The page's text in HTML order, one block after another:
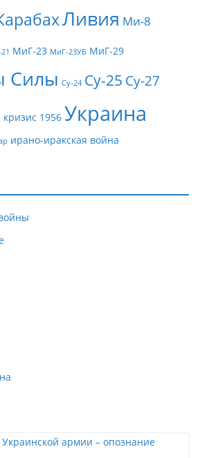
Ливия Ми-8
МиГ-23 МиГ-23УБ МиГ-29
Силы Су-24 Су-25 Су-27
кризис 1956 Украина
ирано-иракская война